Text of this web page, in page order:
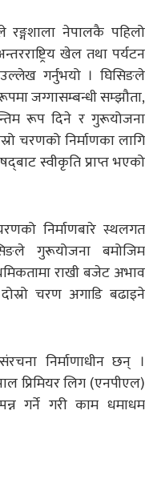
रङ्गशाला नेपालकै पहिलो
खेल तथा पर्यटन
गर्नुभयो । घिसिङले
रूपमा जग्गासम्बन्धी सम्झौता,
रूप दिने र गुरूयोजना
चरणको निर्माणका लागि
स्वीकृति प्राप्त भएको
निर्माणबारे स्थलगत
गुरूयोजना बमोजिम
राखी बजेट अभाव
चरण अगाडि बढाइने
निर्माणाधीन छन् ।
प्रिमियर लिग (एनपीएल)
गर्ने गरी काम धमाधम